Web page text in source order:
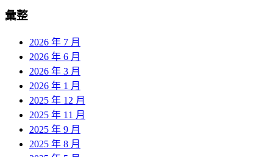
彙整
2026 年 7 月
2026 年 6 月
2026 年 3 月
2026 年 1 月
2025 年 12 月
2025 年 11 月
2025 年 9 月
2025 年 8 月